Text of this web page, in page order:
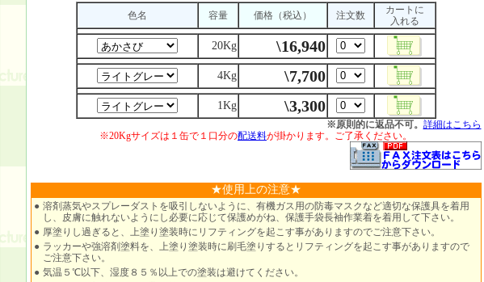
色名 容量 価格（税込） 注文数
カートに
入れる
20Kg \16,940
4Kg \7,700
1Kg \3,300
※原則的に返品不可。 詳細はこちら
※20Kgサイズは１缶で１口分の配送料が掛かります。ご了承ください。
★使用上の注意★
● 溶剤蒸気やスプレーダストを吸引しないように、有機ガス用の防毒マスクなど適切な保護具を着用
し、皮膚に触れないようにし必要に応じて保護めがね、保護手袋長袖作業着を着用して下さい。
● 厚塗りし過ぎると、上塗り塗装時にリフティングを起こす事がありますのでご注意下さい。
● ラッカーや強溶剤塗料を、上塗り塗装時に刷毛塗りするとリフティングを起こす事がありますので
ご注意下さい。
● 気温５℃以下、湿度８５％以上での塗装は避けてください。